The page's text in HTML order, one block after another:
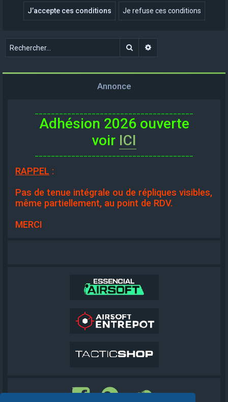
Rechercher
Annonce
Adhésion 2026 ouverte
voir ICI
RAPPEL :
Pas de tenue intégrale ou de répliques visibles,
même partiellement, au point de RDV.
MERCI